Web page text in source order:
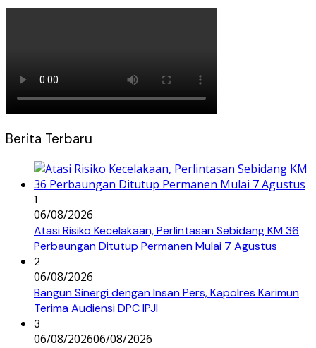
Berita Terbaru
1
06/08/2026
Atasi Risiko Kecelakaan, Perlintasan Sebidang KM 36
Perbaungan Ditutup Permanen Mulai 7 Agustus
2
06/08/2026
Bangun Sinergi dengan Insan Pers, Kapolres Karimun
Terima Audiensi DPC IPJI
3
06/08/202606/08/2026